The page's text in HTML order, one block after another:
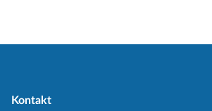
Kontakt